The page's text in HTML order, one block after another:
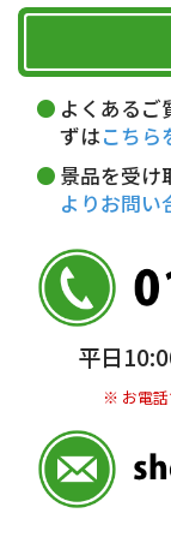
午前中
18～20時
普
＜
※
期限を含むル
ただく費用
よくあるご
ずはこちら
景品を受け
よりお問い
平日
※ お電話